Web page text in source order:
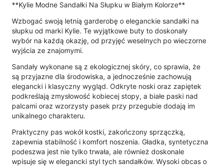
**Kylie Modne Sandałki Na Słupku w Białym Kolorze**
Wzbogać swoją letnią garderobę o eleganckie sandałki na
słupku od marki Kylie. Te wyjątkowe buty to doskonały
wybór na każdą okazję, od przyjęć weselnych po wieczorne
wyjścia ze znajomymi.
Sandały wykonane są z ekologicznej skóry, co sprawia, że
są przyjazne dla środowiska, a jednocześnie zachowują
elegancki i klasyczny wygląd. Odkryte noski oraz zapiętek
podkreślają zmysłowość kobiecej stopy, a białe paski nad
palcami oraz wzorzysty pasek przy przegubie dodają im
unikalnego charakteru.
Praktyczny pas wokół kostki, zakończony sprzączką,
zapewnia stabilność i komfort noszenia. Gładka, syntetyczna
podeszwa jest nie tylko trwała, ale również doskonale
wpisuje się w elegancki styl tych sandałków. Wysoki obcas o